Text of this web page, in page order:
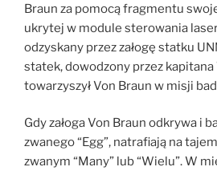
Braun za pomocą fragmentu
ukrytej w module sterowania
odzyskany przez załogę statku
statek, dowodzony przez
towarzyszył Von Braun w misji
Gdy załoga Von Braun odkrywa i
zwanego “Egg”, natrafiają na
zwanym “Many” lub “Wielu”. W